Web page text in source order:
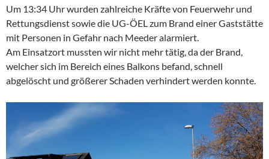
Um 13:34 Uhr wurden zahlreiche Kräfte von Feuerwehr und
Rettungsdienst sowie die UG-ÖEL zum Brand einer Gaststätte
mit Personen in Gefahr nach Meeder alarmiert.
Am Einsatzort mussten wir nicht mehr tätig, da der Brand,
welcher sich im Bereich eines Balkons befand, schnell
abgelöscht und größerer Schaden verhindert werden konnte.